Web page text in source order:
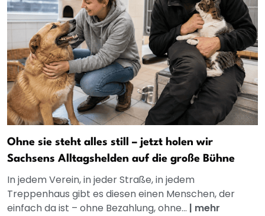
Ohne sie steht alles still – jetzt holen wir
Sachsens Alltagshelden auf die große Bühne
In jedem Verein, in jeder Straße, in jedem
Treppenhaus gibt es diesen einen Menschen, der
einfach da ist – ohne Bezahlung, ohne... | mehr